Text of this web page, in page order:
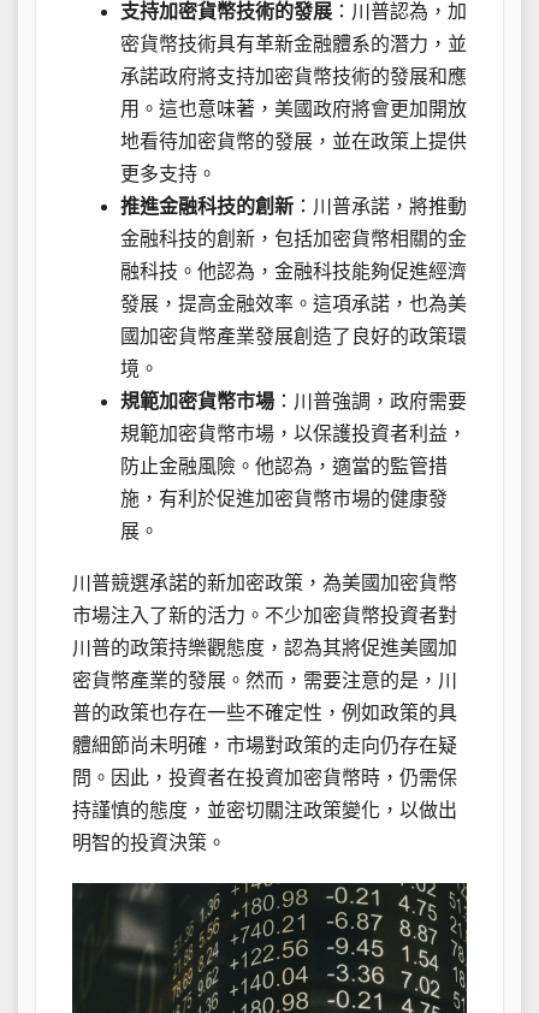
支持加密貨幣技術的發展 ：川普認為，加
密貨幣技術具有革新金融體系的潛力，並
承諾政府將支持加密貨幣技術的發展和應
用。這也意味著，美國政府將會更加開放
地看待加密貨幣的發展，並在政策上提供
更多支持。
推進金融科技的創新 ：川普承諾，將推動
金融科技的創新，包括加密貨幣相關的金
融科技。他認為，金融科技能夠促進經濟
發展，提高金融效率。這項承諾，也為美
國加密貨幣產業發展創造了良好的政策環
境。
規範加密貨幣市場 ：川普強調，政府需要
規範加密貨幣市場，以保護投資者利益，
防止金融風險。他認為，適當的監管措
施，有利於促進加密貨幣市場的健康發
展。
川普競選承諾的新加密政策，為美國加密貨幣
市場注入了新的活力。不少加密貨幣投資者對
川普的政策持樂觀態度，認為其將促進美國加
密貨幣產業的發展。然而，需要注意的是，川
普的政策也存在一些不確定性，例如政策的具
體細節尚未明確，市場對政策的走向仍存在疑
問。因此，投資者在投資加密貨幣時，仍需保
持謹慎的態度，並密切關注政策變化，以做出
明智的投資決策。